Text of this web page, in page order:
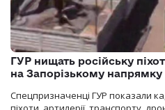
ГУР нищать російську
на Запорізькому напрямку
Спецпризначенці ГУР показали